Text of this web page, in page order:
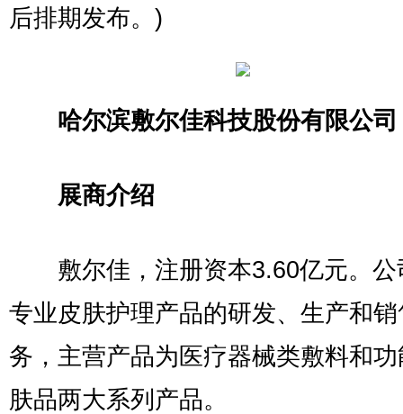
后排期发布。)
哈尔滨敷尔佳科技股份有限公司
展商介绍
敷尔佳，注册资本3.60亿元。公
专业皮肤护理产品的研发、生产和
务，主营产品为医疗器械类敷料和
肤品两大系列产品。